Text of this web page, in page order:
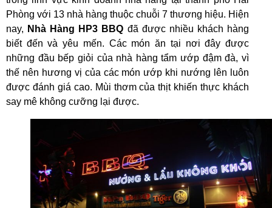
Phòng với 13 nhà hàng thuộc chuỗi 7 thương hiệu. Hiện
nay, Nhà Hàng HP3 BBQ đã được nhiều khách hàng
biết đến và yêu mến. Các món ăn tại nơi đây được
những đầu bếp giỏi của nhà hàng tẩm ướp đậm đà, vì
thế nên hương vị của các món ướp khi nướng lên luôn
được đánh giá cao. Mùi thơm của thịt khiến thực khách
say mê không cưỡng lại được.